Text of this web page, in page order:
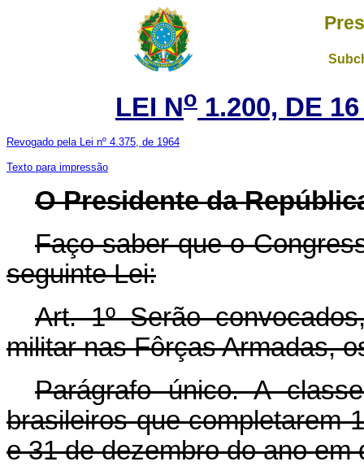
LEI No 1.200, DE
Revogado pela Lei nº 4.375, de 1964
Texto para impressão
O Presidente da
Faço saber que o
seguinte Lei:
Art.1º Serão
militar nas Fôrças Armadas,
Parágrafo único. A
brasileiros que completarem
e 31 de dezembro do ano